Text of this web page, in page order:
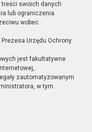
treści swoich danych
lub ograniczenia
wobec
Urzędu Ochrony
jest fakultatywne
zautomatyzowanym
w tym